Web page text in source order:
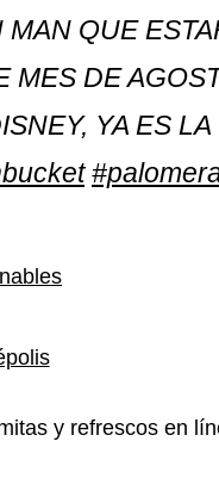
MAN QUE
MES DE
YA ES LA
y refrescos en